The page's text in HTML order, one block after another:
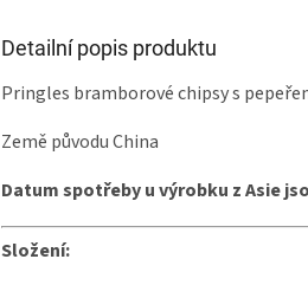
Detailní popis produktu
Pringles bramborové chipsy s
Země původu China
Datum spotřeby u výrobku z Asie
Složení: